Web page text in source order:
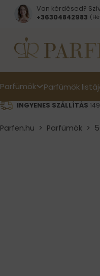
Van kérdésed?
+36304842983
Parfümök Parfümök
INGYENES SZÁLLÍTÁS
Parfen.hu > Parfümök >